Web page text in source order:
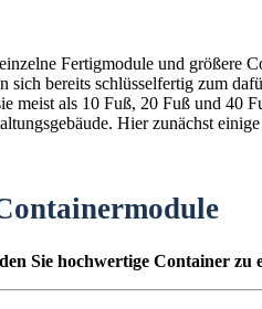
Fertigmodule und größere
sich bereits schlüsselfertig zum
meist als 10 Fuß, 20 Fuß und 40
Hier zunächst
Sie hochwertige Container zu